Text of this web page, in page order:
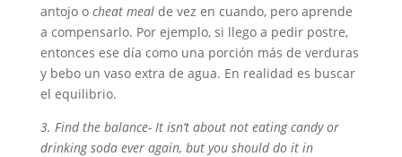
antojo ocheat mealde vez en cuando, pero aprende
a compensarlo. Por ejemplo, si llego a pedir postre,
entonces ese día como una porción más de verduras
y bebo un vaso extra de agua. En realidad es buscar
el equilibrio.
3. Find the balance- It isn’t about not eating candy or
drinking soda ever again, but you should do it in